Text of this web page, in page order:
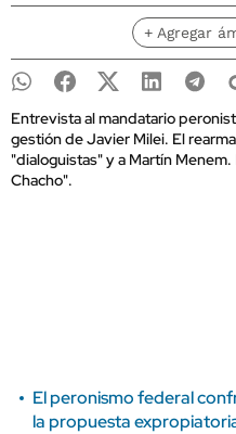
+ Agregar
Entrevista al mandatario
gestión de Javier Milei. El
"dialoguistas" y a Martín
Chacho".
El peronismo federal
la propuesta